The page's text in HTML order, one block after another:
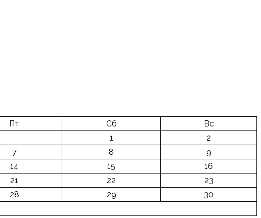
Пт Сб
Вс
1
2
7 8
9
14 15
16
21 22
23
28 29
30